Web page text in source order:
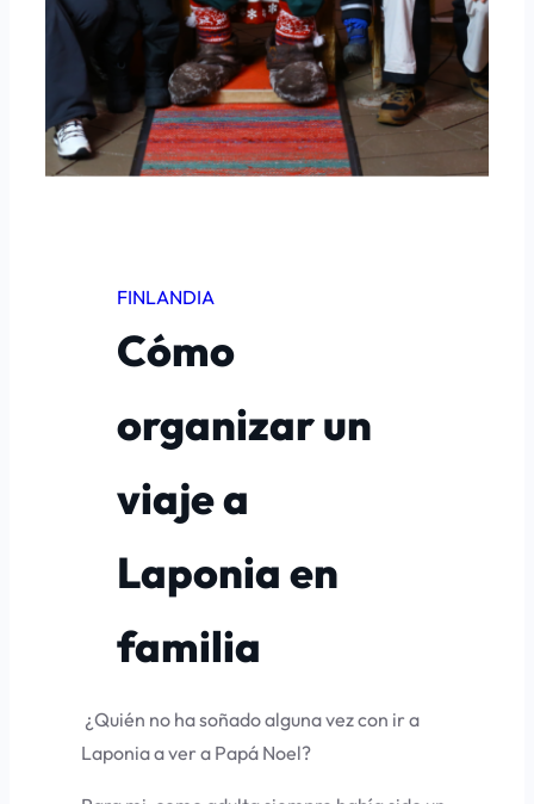
FINLANDIA
Cómo
organizar un
viaje a
Laponia en
familia
¿Quién no ha soñado alguna vez con ir a
Laponia a ver a Papá Noel?